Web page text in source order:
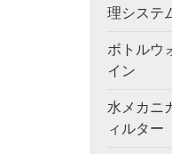
理システ
ボトルウ
イン
水メカニ
ィルター